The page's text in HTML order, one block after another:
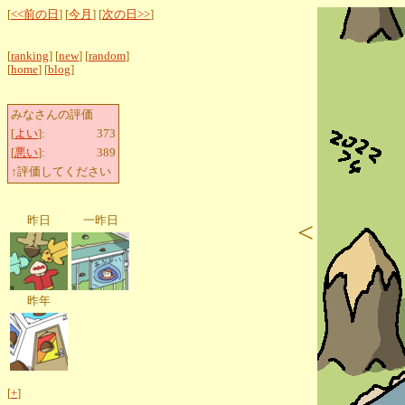
[<<前の日 ] [今月 ] [次の日>>]
[ranking] [new] [random]
[home] [blog]
みなさんの評価
[よい]:
373
[悪い]:
389
↑評価してください
昨日 一昨日
昨年
[+]
<